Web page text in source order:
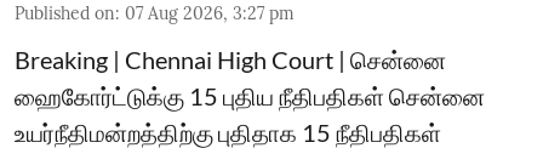
Published on: 07 Aug 2026, 3:27 pm
Breaking | Chennai High Court | சென்னை
ஹைகோர்ட்டுக்கு 15 புதிய நீதிபதிகள் சென்னை
உயர்நீதிமன்றத்திற்கு புதிதாக 15 நீதிபதிகள்